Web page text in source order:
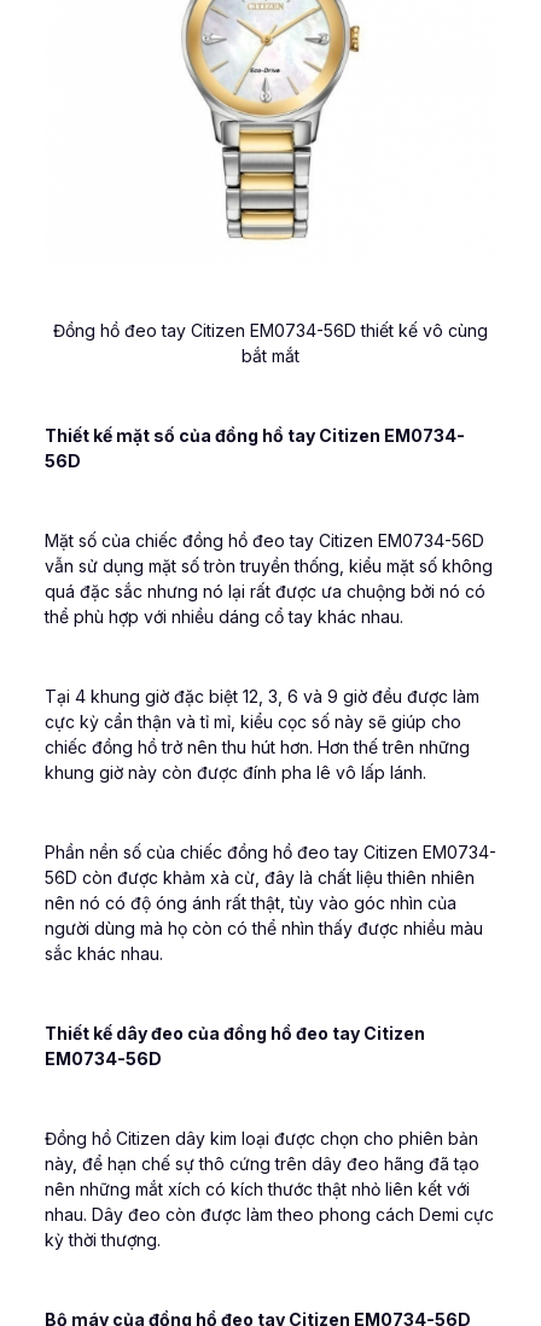
Đồng hồ đeo tay Citizen EM0734-56D thiết kế vô cùng
bắt mắt
Thiết kế mặt số của đồng hồ tay Citizen EM0734-
56D
Mặt số của chiếc đồng hồ đeo tay Citizen EM0734-56D
vẫn sử dụng mặt số tròn truyền thống, kiểu mặt số không
quá đặc sắc nhưng nó lại rất được ưa chuộng bởi nó có
thể phù hợp với nhiều dáng cổ tay khác nhau.
Tại 4 khung giờ đặc biệt 12, 3, 6 và 9 giờ đều được làm
cực kỳ cẩn thận và tỉ mỉ, kiểu cọc số này sẽ giúp cho
chiếc đồng hồ trở nên thu hút hơn. Hơn thế trên những
khung giờ này còn được đính pha lê vô lấp lánh.
Phần nền số của chiếc đồng hồ đeo tay Citizen EM0734-
56D còn được khảm xà cừ, đây là chất liệu thiên nhiên
nên nó có độ óng ánh rất thật, tùy vào góc nhìn của
người dùng mà họ còn có thể nhìn thấy được nhiều màu
sắc khác nhau.
Thiết kế dây đeo của đồng hồ đeo tay Citizen
EM0734-56D
Đồng hồ Citizen dây kim loại được chọn cho phiên bản
này, để hạn chế sự thô cứng trên dây đeo hãng đã tạo
nên những mắt xích có kích thước thật nhỏ liên kết với
nhau. Dây đeo còn được làm theo phong cách Demi cực
kỳ thời thượng.
Bộ máy của đồng hồ đeo tay Citizen EM0734-56D